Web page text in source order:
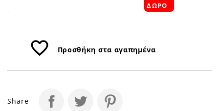
ΔΩΡΟ
favorite_border Προσθήκη στα αγαπημένα
Share